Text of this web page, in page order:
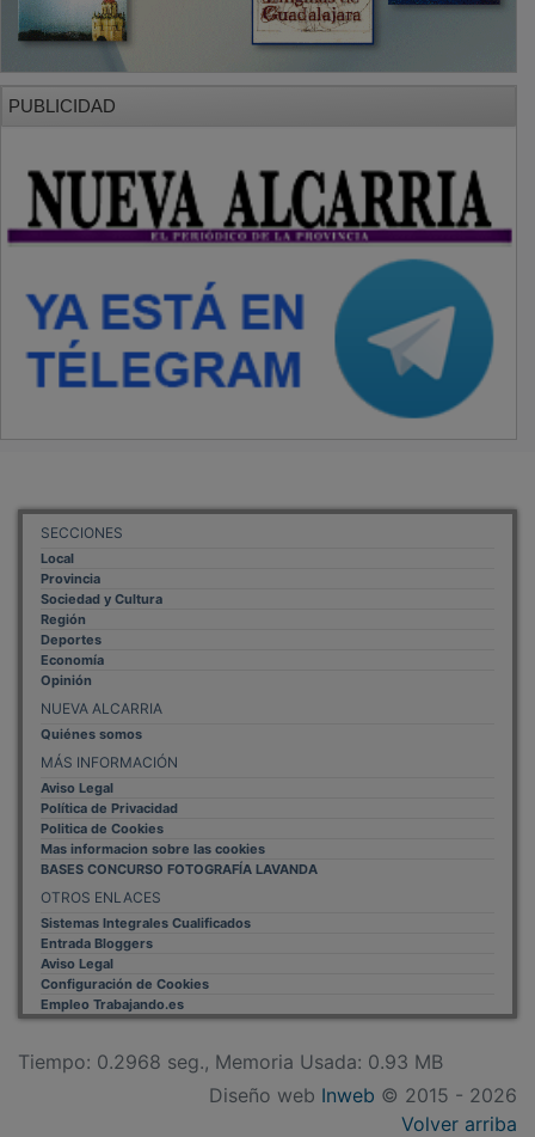
SECCIONES
Local
Provincia
Sociedad y Cultura
Región
Deportes
Economía
Opinión
NUEVA ALCARRIA
Quiénes somos
MÁS INFORMACIÓN
Aviso Legal
Política de Privacidad
Politica de Cookies
Mas informacion sobre las cookies
BASES CONCURSO FOTOGRAFÍA LAVANDA
OTROS ENLACES
Sistemas Integrales Cualificados
Entrada Bloggers
Aviso Legal
Configuración de Cookies
Empleo Trabajando.es
Volver arriba